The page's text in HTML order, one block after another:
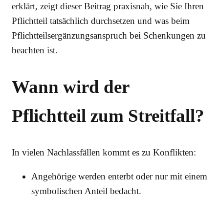
erklärt, zeigt dieser Beitrag praxisnah, wie Sie Ihren
Pflichtteil tatsächlich durchsetzen und was beim
Pflichtteilsergänzungsanspruch bei Schenkungen zu
beachten ist.
Wann wird der
Pflichtteil zum Streitfall?
In vielen Nachlassfällen kommt es zu Konflikten:
Angehörige werden enterbt oder nur mit einem
symbolischen Anteil bedacht.